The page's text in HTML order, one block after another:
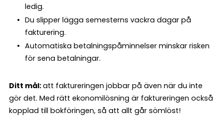
ledig.
Du slipper lägga semesterns vackra dagar på
fakturering.
Automatiska betalningspåminnelser minskar risken
för sena betalningar.
Ditt mål:att faktureringen jobbar på även när du inte
gör det. Med rätt ekonomilösning är faktureringen också
kopplad till bokföringen, så att allt går sömlöst!